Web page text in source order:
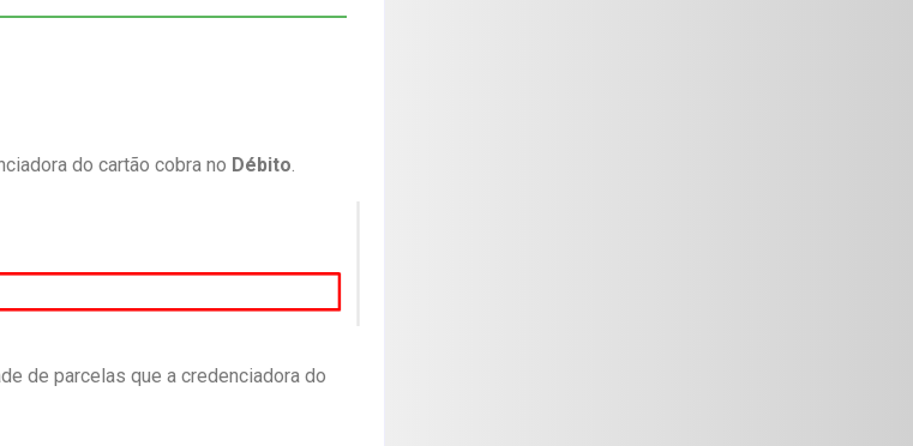
do cartão cobra no Débito.
de parcelas que a credenciadora do